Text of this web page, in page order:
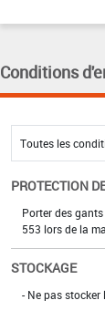
Conditions
PROTECTION
Porter des
553 lors de la
STOCKAGE
- Ne pas stocker